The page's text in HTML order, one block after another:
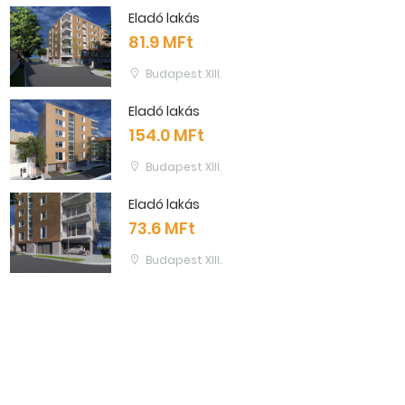
Eladó lakás
81.9 MFt
Budapest XIII.
Eladó lakás
154.0 MFt
Budapest XIII.
Eladó lakás
73.6 MFt
Budapest XIII.